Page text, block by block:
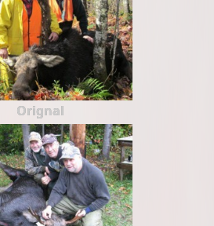
Orignal